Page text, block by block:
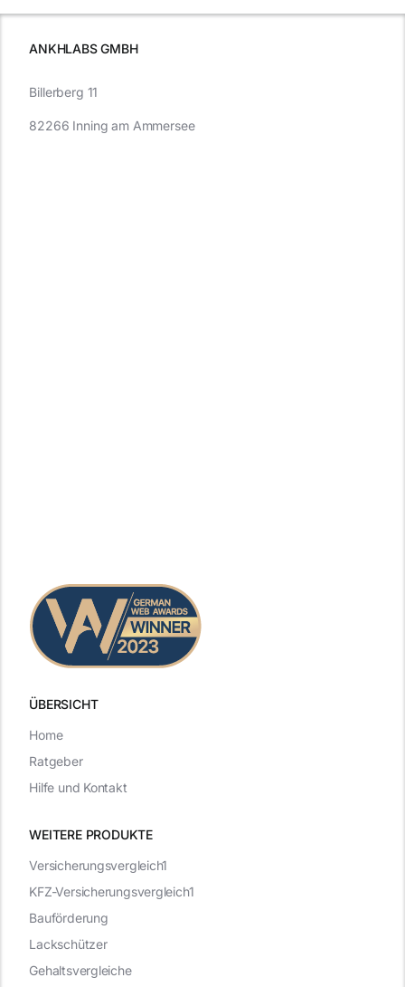
müssen
ANKHLABS GMBH
ÜBERSICHT
WEITERE PRODUKTE
Billerberg 11
82266 Inning am Ammersee
Versicherungsvergleich1
KFZ-Versicherungsvergleich1
Bauförderung
Lackschützer
Gehaltsvergleiche
Home
Ratgeber
Hilfe und Kontakt